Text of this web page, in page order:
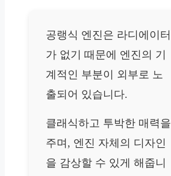
공랭식 엔진은 라디에이터
가 없기 때문에 엔진의 기
계적인 부분이 외부로 노
출되어 있습니다.
클래식하고 투박한 매력을
주며, 엔진 자체의 디자인
을 감상할 수 있게 해줍니